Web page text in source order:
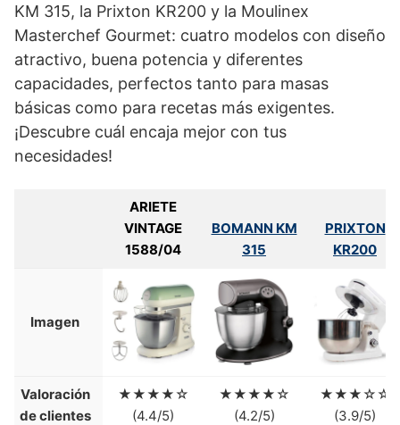
KM 315, la Prixton KR200 y la Moulinex
Masterchef Gourmet: cuatro modelos con diseño
atractivo, buena potencia y diferentes
capacidades, perfectos tanto para masas
básicas como para recetas más exigentes.
¡Descubre cuál encaja mejor con tus
necesidades!
ARIETE
VINTAGE
1588/04
BOMANN KM
315
PRIXTON
KR200
Imagen
Valoración
de clientes
★★★★☆
(4.4/5)
★★★★☆
(4.2/5)
★★★☆☆
(3.9/5)